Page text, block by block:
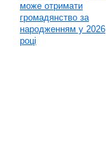
може отримати
громадянство за
народженням у 2026
році